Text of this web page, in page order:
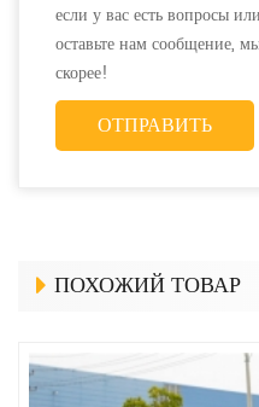
если у вас есть вопросы
оставьте нам сообщение,
скорее!
ПОХОЖИЙ ТОВАР